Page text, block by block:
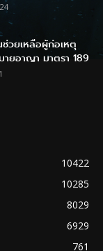
วยเหลือผู้ก่อเหตุ
ยอาญา มาตรา 189
10422
10285
8029
6929
761